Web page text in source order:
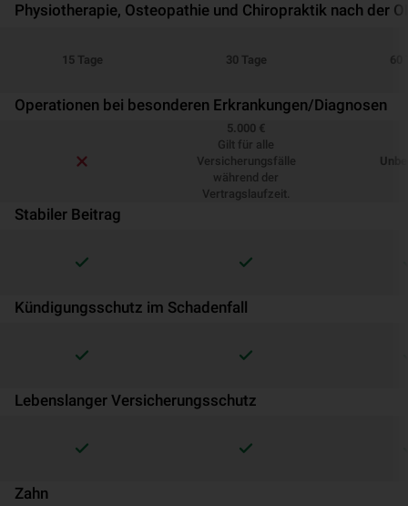
Physiotherapie, Osteopathie und Chiropraktik nach der
15 Tage 30 Tage 60
Operationen bei besonderen Erkrankungen/Diagnosen
5.000 €
Gilt für alle
Versicherungsfälle
während der
Vertragslaufzeit.
Stabiler Beitrag
Kündigungsschutz im Schadenfall
Lebenslanger Versicherungsschutz
Zahn